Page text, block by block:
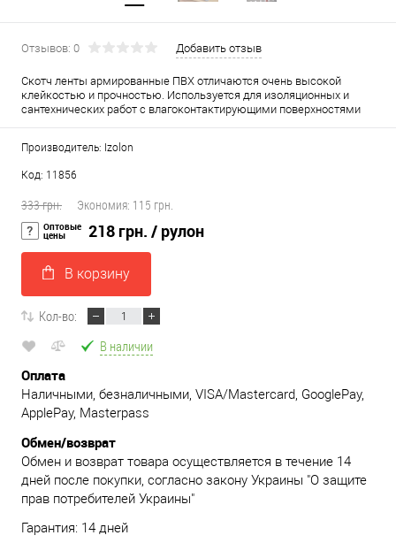
Отзывов: 0 Добавить отзыв
Скотч ленты армированные ПВХ отличаются очень высокой
клейкостью и прочностью. Используется для изоляционных и
сантехнических работ с влагоконтактирующими поверхностями
Производитель: Izolon
Код: 11856
333 грн. Экономия: 115 грн.
Оптовые
цены 218 грн. / рулон
В корзину
Кол-во:
В наличии
Оплата
Наличными, безналичными, VISA/Mastercard, GooglePay,
ApplePay, Masterpass
Обмен/возврат
Обмен и возврат товара осуществляется в течение 14
дней после покупки, согласно закону Украины "О защите
прав потребителей Украины"
Гарантия: 14 дней